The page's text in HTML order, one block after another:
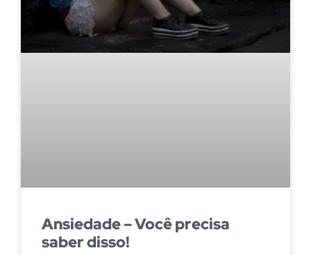
Ansiedade – Você precisa
saber disso!